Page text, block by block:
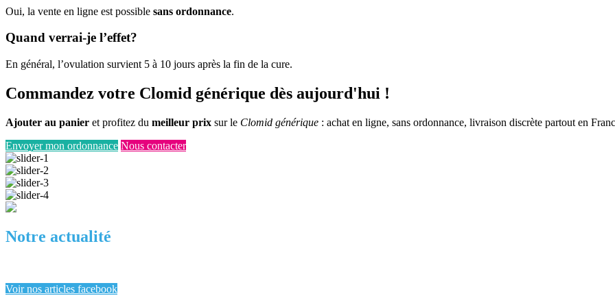
Oui, la vente en ligne est possible sans ordonnance.
Quand verrai-je l’effet?
En général, l’ovulation survient 5 à 10 jours après la fin de la cure.
Commandez votre Clomid générique dès aujourd'hui !
Ajouter au panier et profitez du meilleur prix sur le Clomid générique : achat en ligne, sans ordonnance, livraison discrète partout en
Envoyer mon ordonnance Nous contacter
Notre actualité
Voir nos articles facebook